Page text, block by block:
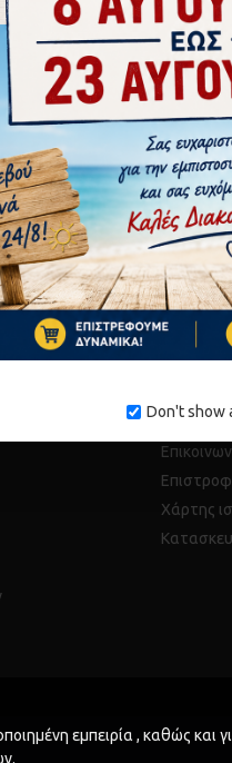
Don't show
Χάρτης
εμπειρία , καθώς και